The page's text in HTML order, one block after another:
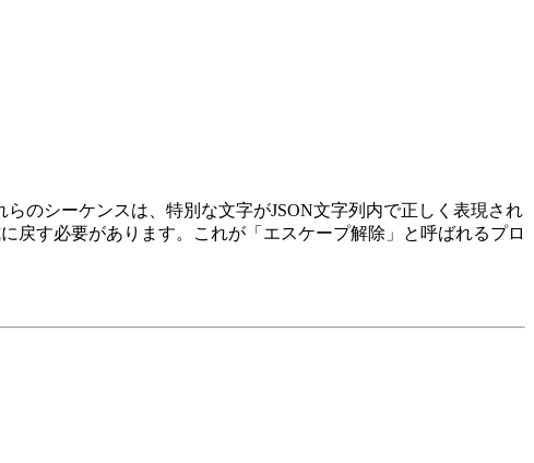
のシーケンスは、特別な文字がJSON文字列内で正しく表現され
戻す必要があります。これが「エスケープ解除」と呼ばれるプロ